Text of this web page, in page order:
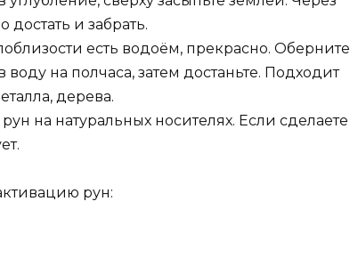
и забрать.
есть водоём, прекрасно. Оберните
на полчаса, затем достаньте. Подходит
дерева.
на натуральных носителях. Если сделаете
рун: